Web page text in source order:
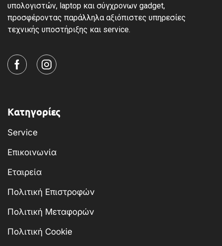
υπολογιστών, laptop και σύγχρονων gadget,
προσφέροντας παράλληλα αξιόπιστες υπηρεσίες
τεχνικής υποστήριξης και service.
Κατηγορίες
Service
Επικοινωνία
Εταιρεία
Πολιτική Επιστροφών
Πολιτική Μεταφορών
Πολιτική Cookie